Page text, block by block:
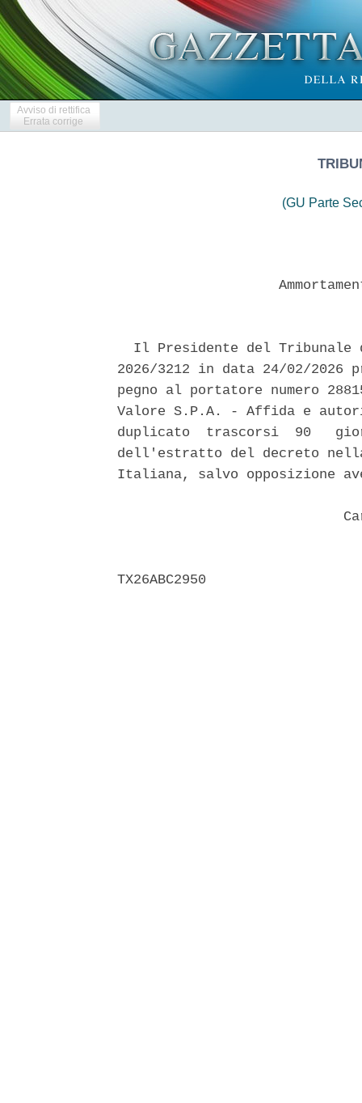
Avviso di rettifica
Errata corrige
(GU Parte
Il Presidente del Tribunale
2026/3212 in data 24/02/
pegno al portatore numero
Valore S.P.A. - Affida e
duplicato  trascorsi  90
dell'estratto del decreto
Italiana, salvo opposizione